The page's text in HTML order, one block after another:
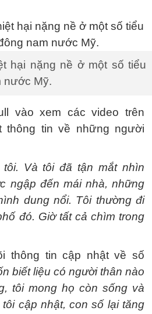
hại nặng nề ở một số tiểu
nước Mỹ.
vào xem các video trên
thông tin về những người
Và tôi đã tận mắt nhìn
ngập đến mái nhà, những
dung nổi. Tôi thường đi
đó. Giờ tất cả chìm trong
thông tin cập nhật về số
biết liệu có người thân nào
tôi mong họ còn sống và
cập nhật, con số lại tăng